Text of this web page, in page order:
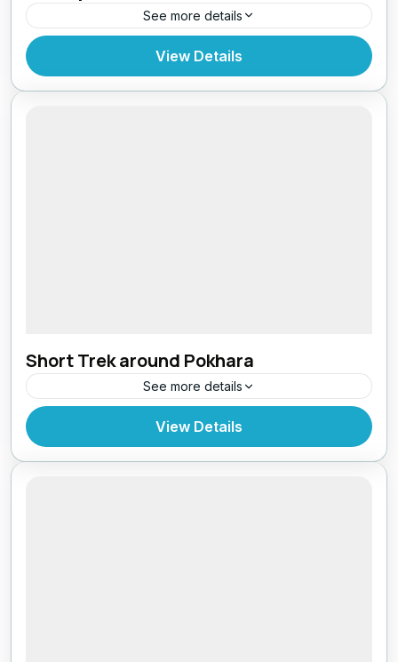
See more details
Nepal
View Details
Short Trek around Pokhara
See more details
Tibet
View Details